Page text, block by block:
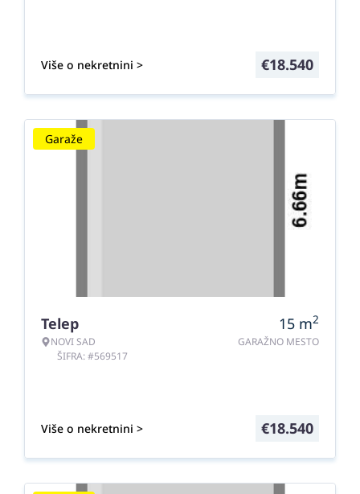
Više o nekretnini > €18.540
Garaže
Telep
NOVI SAD
ŠIFRA: #569517
15 m2
GARAŽNO MESTO
Više o nekretnini > €18.540